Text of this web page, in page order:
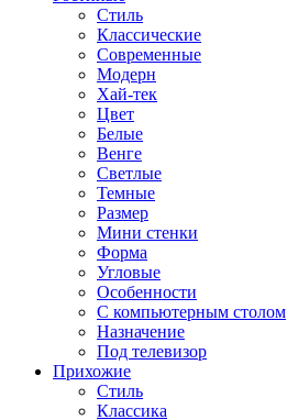
Стиль
Классические
Современные
Модерн
Хай-тек
Цвет
Белые
Венге
Светлые
Темные
Размер
Мини стенки
Форма
Угловые
Особенности
С компьютерным столом
Назначение
Под телевизор
Прихожие
Стиль
Классика